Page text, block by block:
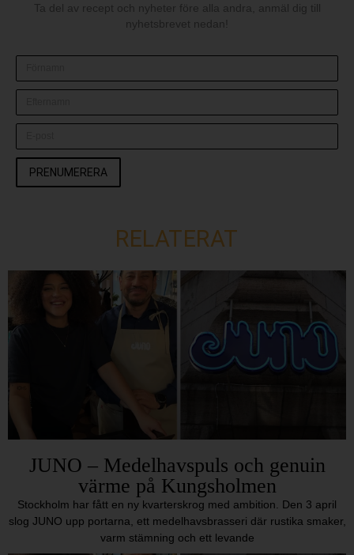
Ta del av recept och nyheter före alla andra, anmäl dig till
nyhetsbrevet nedan!
PRENUMERERA
RELATERAT
JUNO – Medelhavspuls och genuin
värme på Kungsholmen
Stockholm har fått en ny kvarterskrog med ambition. Den 3 april
slog JUNO upp portarna, ett medelhavsbrasseri där rustika smaker,
varm stämning och ett levande